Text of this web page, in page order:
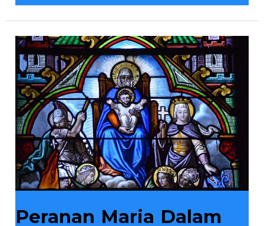
Peranan Maria Dalam
Peranan
Maria
Dalam
Menantikan
Roh
Kudus